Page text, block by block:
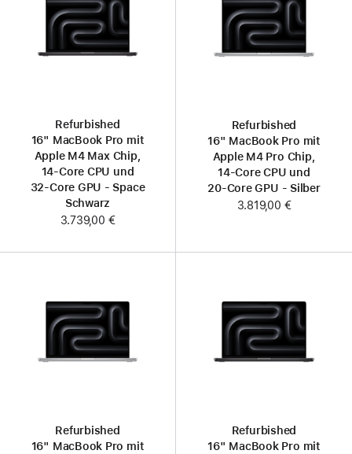
Refurbished
16" MacBook Pro mit
Apple M4 Max Chip,
14‑Core CPU und
32‑Core GPU - Space
Schwarz
3.739,00 €
Refurbished
16" MacBook Pro mit
Apple M4 Pro Chip,
14‑Core CPU und
20‑Core GPU - Silber
3.819,00 €
Refurbished
16" MacBook Pro mit
Refurbished
16" MacBook Pro mit